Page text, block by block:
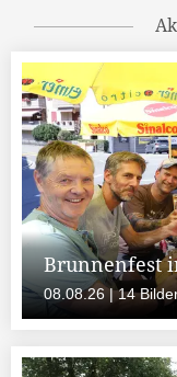
Brunnenfest
08.08.26 | 14